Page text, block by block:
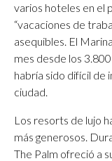
varios hoteles en el
“vacaciones de
asequibles. El
mes desde los
habría sido difícil de
ciudad.
Los resorts de lujo
más generosos.
The Palm ofreció a